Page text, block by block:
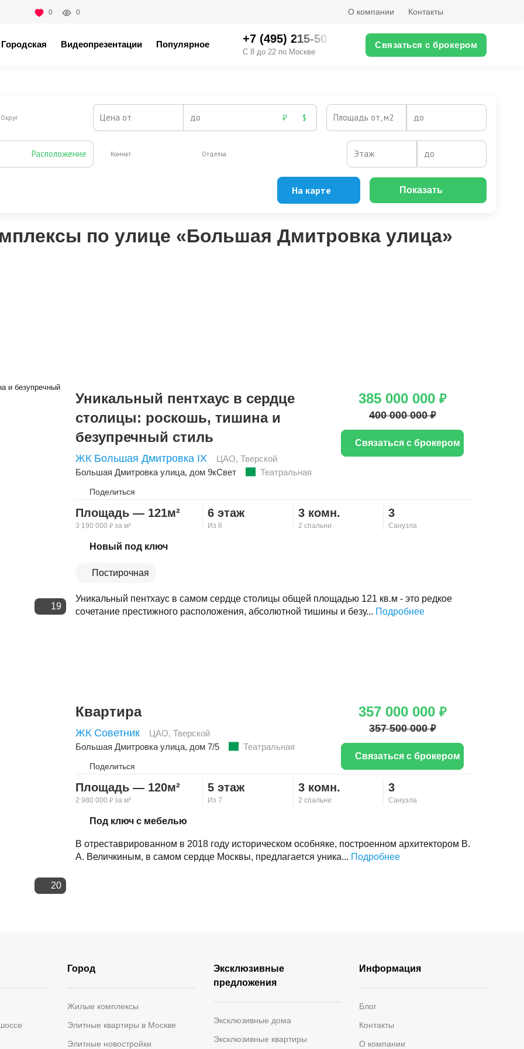
0 0 О компании Контакты
Городская Видеопрезентации Популярное +7 (495) 215-50-XX
С 8 до 22 по Москве
Связаться с брокером
Округ Цена от до ₽ $ Площадь от, м2 до
Расположение Комнат Отделка Этаж до
На карте Показать
по улице «Большая Дмитровка улица»
19
Уникальный пентхаус в сердце
столицы: роскошь, тишина и
безупречный стиль
ЖК Большая Дмитровка IX ЦАО, Тверской
Большая Дмитровка улица, дом 9кСвет Театральная
Поделиться
Скопировать ссылку
Площадь — 121м²
3 190 000 ₽ за м²
6 этаж
Из 6
3 комн.
2 спальни
3
Санузла
Новый под ключ
Постирочная
Уникальный пентхаус в самом сердце столицы общей площадью 121 кв.м - это редкое
сочетание престижного расположения, абсолютной тишины и безу... Подробнее
400 000 000 ₽
385 000 000 ₽
Связаться с брокером
20
Квартира
ЖК Советник ЦАО, Тверской
Большая Дмитровка улица, дом 7/5 Театральная
Поделиться
Скопировать ссылку
Площадь — 120м²
2 980 000 ₽ за м²
5 этаж
Из 7
3 комн.
2 спальни
3
Санузла
Под ключ с мебелью
В отреставрированном в 2018 году историческом особняке, построенном архитектором В.
А. Величкиным, в самом сердце Москвы, предлагается уника... Подробнее
357 500 000 ₽
357 000 000 ₽
Связаться с брокером
Город
Жилые комплексы
Элитные квартиры в Москве
Элитные новостройки
Эксклюзивные
предложения
Эксклюзивные дома
Эксклюзивные квартиры
Информация
Блог
Контакты
О компании